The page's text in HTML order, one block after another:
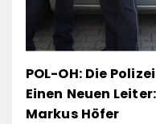
POL-OH: Die
Einen Neuen
Markus Höfer